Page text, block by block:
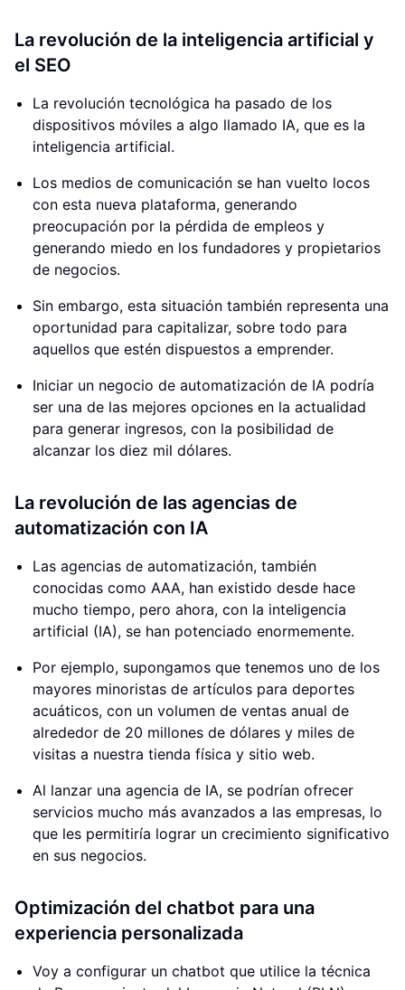
La revolución de la inteligencia artificial y
el SEO
La revolución tecnológica ha pasado de los
dispositivos móviles a algo llamado IA, que es la
inteligencia artificial.
Los medios de comunicación se han vuelto locos
con esta nueva plataforma, generando
preocupación por la pérdida de empleos y
generando miedo en los fundadores y propietarios
de negocios.
Sin embargo, esta situación también representa una
oportunidad para capitalizar, sobre todo para
aquellos que estén dispuestos a emprender.
Iniciar un negocio de automatización de IA podría
ser una de las mejores opciones en la actualidad
para generar ingresos, con la posibilidad de
alcanzar los diez mil dólares.
La revolución de las agencias de
automatización con IA
Las agencias de automatización, también
conocidas como AAA, han existido desde hace
mucho tiempo, pero ahora, con la inteligencia
artificial (IA), se han potenciado enormemente.
Por ejemplo, supongamos que tenemos uno de los
mayores minoristas de artículos para deportes
acuáticos, con un volumen de ventas anual de
alrededor de 20 millones de dólares y miles de
visitas a nuestra tienda física y sitio web.
Al lanzar una agencia de IA, se podrían ofrecer
servicios mucho más avanzados a las empresas, lo
que les permitiría lograr un crecimiento significativo
en sus negocios.
Optimización del chatbot para una
experiencia personalizada
Voy a configurar un chatbot que utilice la técnica